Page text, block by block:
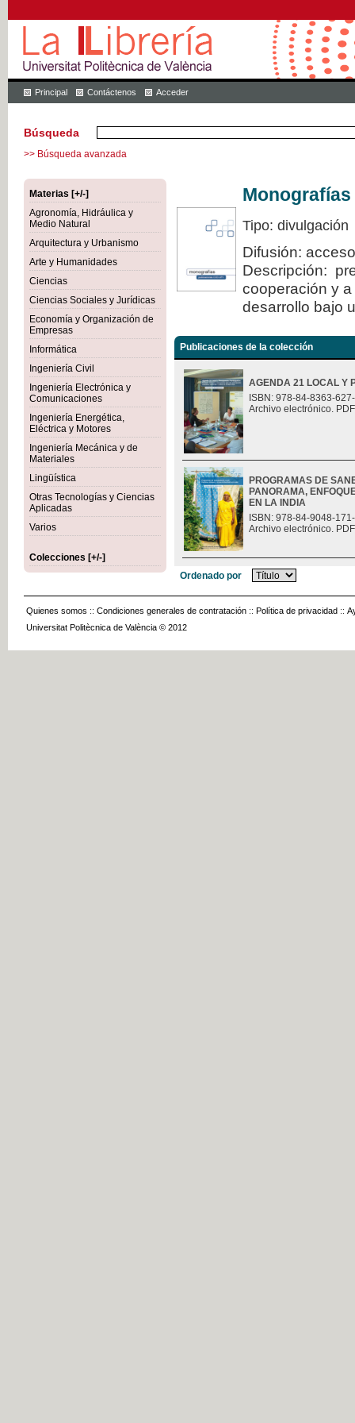
Principal Contáctenos Acceder
Búsqueda
>> Búsqueda avanzada
Materias [+/-]
Agronomía, Hidráulica y
Medio Natural
Arquitectura y Urbanismo
Arte y Humanidades
Ciencias
Ciencias Sociales y Jurídicas
Economía y Organización de
Empresas
Informática
Ingeniería Civil
Ingeniería Electrónica y
Comunicaciones
Ingeniería Energética,
Eléctrica y Motores
Ingeniería Mecánica y de
Materiales
Lingüística
Otras Tecnologías y Ciencias
Aplicadas
Varios
Colecciones [+/-]
Tipo: divulgación
Difusión:
Descripción:
cooperación y
desarrollo bajo
Publicaciones de la colección
AGENDA 21 LOCAL Y
ISBN: 978-84-8363-
Archivo electrónico.
PROGRAMAS DE
PANORAMA,
EN LA INDIA
ISBN: 978-84-9048-
Archivo electrónico.
Ordenado por
Quienes somos :: Condiciones generales de contratación :: Política de privacidad ::
Universitat Politècnica de València © 2012